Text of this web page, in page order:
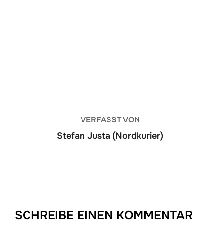
VERFASST VON
Stefan Justa (Nordkurier)
SCHREIBE EINEN KOMMENTAR